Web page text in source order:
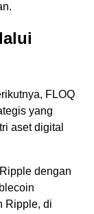
FLOQ
yang
aset digital
dengan
Ripple, di